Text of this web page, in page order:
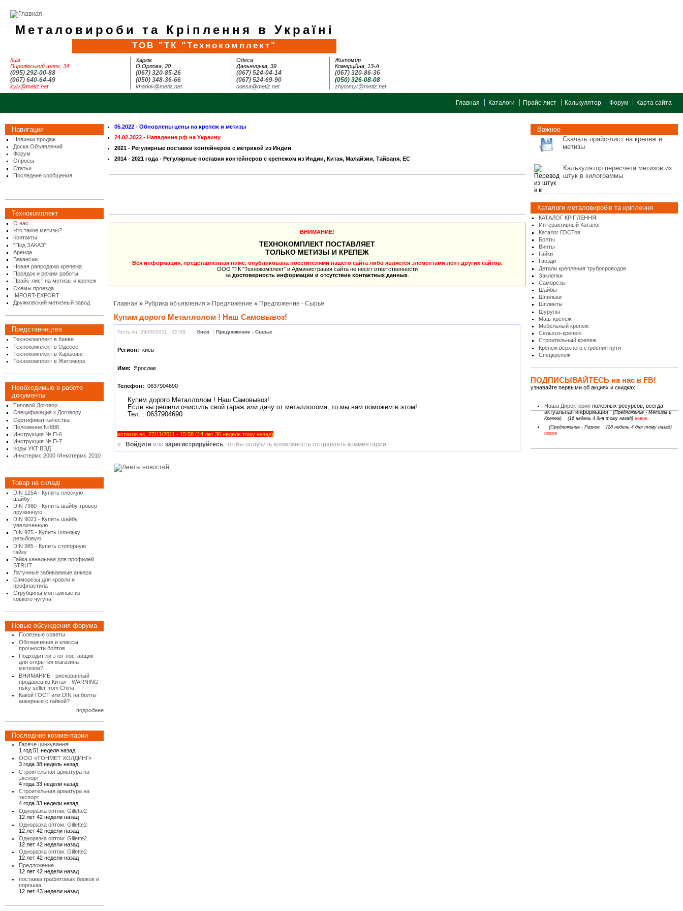
Металовироби та Кріплення в Україні
ТОВ "ТК "Технокомплект"
Київ
Пирогівський шлях, 34
(095) 292-00-88
(067) 640-64-49
kyiv@metiz.net
Харків
О.Орлова, 20
(067) 320-85-26
(050) 348-36-66
kharkiv@metiz.net
Одеса
Дальницька, 39
(067) 524-04-14
(067) 524-69-90
odesa@metiz.net
Житомир
Комерційна, 13-А
(067) 320-86-36
(050) 326-08-08
zhytomyr@metiz.net
Главная Каталоги Прайс-лист Калькулятор Форум Карта сайта
Навигация
Новинки продаж
Доска Объявлений
Форум
Опросы
Статьи
Последние сообщения
Технокомплект
О нас
Что такое метизы?
Контакты
"Под ЗАКАЗ"
Аренда
Вакансии
Новая рапродажа крепежа
Порядок и режим работы
Прайс-лист на метизы и крепеж
Схемы проезда
IMPORT-EXPORT
Дружковский метизный завод
Представництва
Технокомплект в Киеве
Технокомплект в Одессе
Технокомплект в Харькове
Технокомплект в Житомире
Необходимые в работе
документы
Типовой Договор
Спецификация к Договору
Сертификат качества
Положение №888
Инструкция № П-6
Инструкция № П-7
Коды УКТ ВЭД
Инкотермс 2000 /Инкотермс 2010
Товар на складі
DIN 125A - Купить плоскую
шайбу
DIN 7980 - Купить шайбу-гровер
пружинную
DIN 9021 - Купить шайбу
увеличенную
DIN 975 - Купить шпильку
резьбовую
DIN 985 - Купить стопорную
гайку
Гайка канальная для профилей
STRUT
Латунные забиваемые анкера
Саморезы для кровли и
профнастила
Струбцины монтажные из
ковкого чугуна
Новые обсуждения форума
Полезные советы
Обозначение и классы
прочности болтов
Подходит ли этот поставщик
для открытия магазина
метизов?
ВНИМАНИЕ - рискованный
продавец из Китая - WARNING -
risky seller from China
Какой ГОСТ или DIN на болты
анкерные с гайкой?
подробнее
Последние комментарии
Гаряче цинкування!
1 год 51 неделя назад
ООО «ТОНМЕТ ХОЛДИНГ»
3 года 38 недель назад
Строительная арматура на
экспорт
4 года 33 недели назад
Строительная арматура на
экспорт
4 года 33 недели назад
Одноразка оптом: Gillette2
12 лет 42 недели назад
Одноразка оптом: Gillette2
12 лет 42 недели назад
Одноразка оптом: Gillette2
12 лет 42 недели назад
Одноразка оптом: Gillette2
12 лет 42 недели назад
Предложение
12 лет 42 недели назад
поставка графитовых блоков и
порошка
12 лет 43 недели назад
05.2022 - Обновлены цены на крепеж и метизы
24.02.2022 - Нападение рф на Украину
2021 - Регулярные поставки контейнеров с метрикой из Индии
2014 - 2021 года - Регулярные поставки контейнеров с крепежом из Индии, Китая, Малайзии, Тайваня, ЕС
ВНИМАНИЕ!
ТЕХНОКОМПЛЕКТ ПОСТАВЛЯЕТ
ТОЛЬКО МЕТИЗЫ И КРЕПЕЖ
Вся информация, представленная ниже, опубликована посетителями нашего сайта либо является элементами лент других сайтов.
ООО "ТК "Технокомплект" и Администрация сайта не несет ответственности
за достоверность информации и отсутствие контактных данных
Главная » Рубрика объявления » Предложение » Предложение - Сырье
Купим дорого Металлолом ! Наш Самовывоз!
Гость пн, 29/08/2011 - 15:58 Киев Предложение - Сырье
Регион: киев
Имя: Ярослав
Телефон: 0637904690
Купим дорого Металлолом ! Наш Самовывоз!
Если вы решили очистить свой гараж или дачу от металлолома, то мы вам поможем в этом!
Тел. : 0637904690
истекло вс, 27/11/2011 - 15:58 (14 лет 36 недель тому назад)
» Войдите илизарегистрируйтесь, чтобы получить возможность отправлять комментарии
Важное
Скачать прайс-лист на крепеж и
метизы
Калькулятор пересчета метизов из
штук в килограммы
Каталоги металовиробів та кріплення
КАТАЛОГ КРІПЛЕННЯ
Интерактивный Каталог
Каталог ГОСТов
Болты
Винты
Гайки
Гвозди
Детали крепления трубопроводов
Заклепки
Саморезы
Шайбы
Шпильки
Шплинты
Шурупы
Маш-крепеж
Мебельный крепеж
Сельхоз-крепеж
Строительный крепеж
Крепеж верхнего строения пути
Спецкрепеж
ПОДПИСЫВАЙТЕСЬ на нас в FB!
узнавайте первыми об акциях и скидках
Наша Директория полезных ресурсов, всегда
актуальная информация
(Предложение - Метизы и
Крепеж)
(16 недель 4 дня тому назад)новое
(Предложение - Разное
(28 недель 4 дня тому назад)
новое